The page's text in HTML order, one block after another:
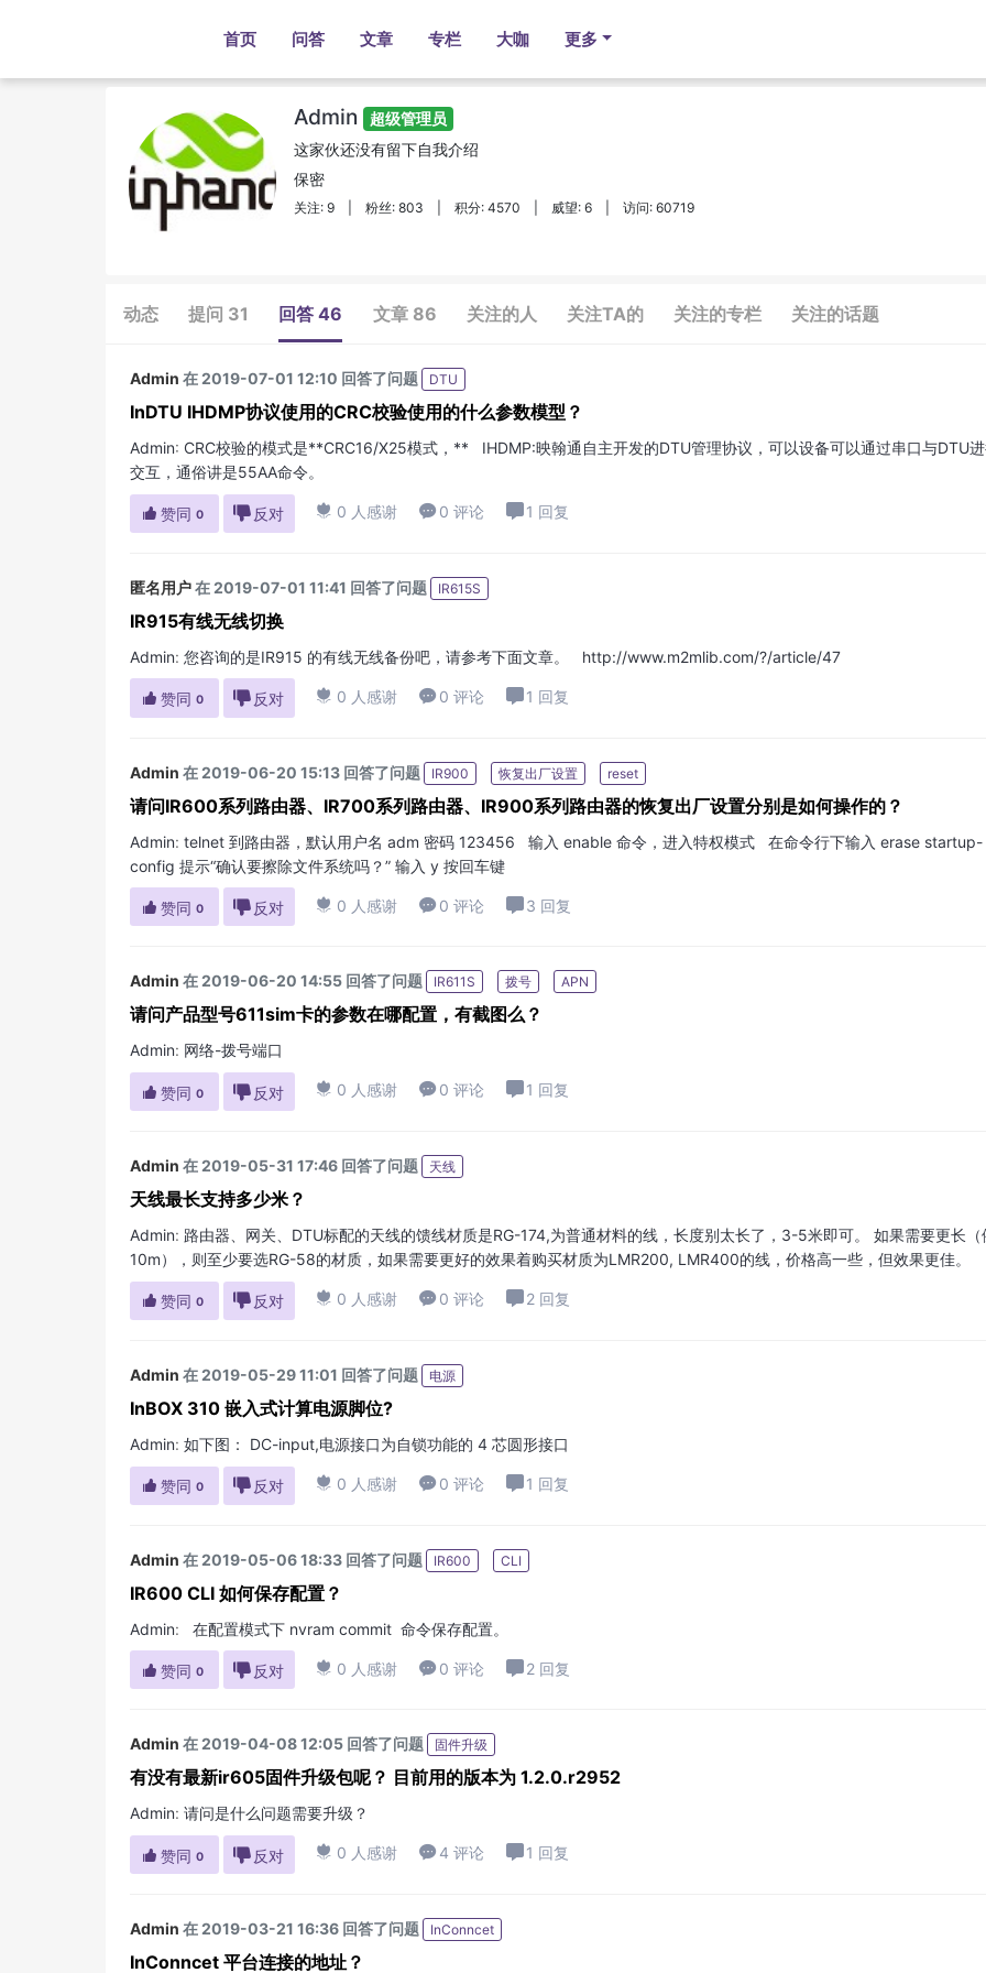
首页 问答 文章 专栏 大咖 更多
Admin
超级管理员
这家伙还没有留下自我介绍
保密
关注: 9 粉丝: 803 积分: 4570 威望: 6 访问: 60719
动态 提问 31 回答 46 文章 86 关注的人 关注TA的 关注的专栏 关注的话题
Admin 在 2019-07-01 12:10 回答了问题 DTU
InDTU IHDMP协议使用的CRC校验使用的什么参数模型？
Admin: CRC校验的模式是**CRC16/X25模式，** IHDMP:映翰通自主开发的DTU管理协议，可以设备可以通过串口与DTU
交互，通俗讲是55AA命令。
 赞同 0  反对  0 人感谢  0 评论 1 回复
匿名用户在 2019-07-01 11:41 回答了问题 IR615S
IR915有线无线切换
Admin: 您咨询的是IR915 的有线无线备份吧，请参考下面文章。 http://www.m2mlib.com/?/article/47
 赞同 0  反对  0 人感谢  0 评论 1 回复
Admin 在 2019-06-20 15:13 回答了问题 IR900 恢复出厂设置 reset
请问IR600系列路由器、IR700系列路由器、IR900系列路由器的恢复出厂设置分别是如何操作的？
Admin: telnet 到路由器，默认用户名 adm 密码 123456 输入 enable 命令，进入特权模式 在命令行下输入 erase startup-
config 提示“确认要擦除文件系统吗？” 输入 y 按回车键
 赞同 0  反对  0 人感谢  0 评论 3 回复
Admin 在 2019-06-20 14:55 回答了问题 IR611S 拨号 APN
请问产品型号611sim卡的参数在哪配置，有截图么？
Admin: 网络-拨号端口
 赞同 0  反对  0 人感谢  0 评论 1 回复
Admin 在 2019-05-31 17:46 回答了问题 天线
天线最长支持多少米？
Admin: 路由器、网关、DTU标配的天线的馈线材质是RG-174,为普通材料的线，长度别太长了，3-5米即可。 如果需要更长（
10m），则至少要选RG-58的材质，如果需要更好的效果着购买材质为LMR200, LMR400的线，价格高一些，但效果更佳。
 赞同 0  反对  0 人感谢  0 评论 2 回复
Admin 在 2019-05-29 11:01 回答了问题 电源
InBOX 310 嵌入式计算电源脚位?
Admin: 如下图： DC-input,电源接口为自锁功能的 4 芯圆形接口
 赞同 0  反对  0 人感谢  0 评论 1 回复
Admin 在 2019-05-06 18:33 回答了问题 IR600 CLI
IR600 CLI 如何保存配置？
Admin: 在配置模式下 nvram commit 命令保存配置。
 赞同 0  反对  0 人感谢  0 评论 2 回复
Admin 在 2019-04-08 12:05 回答了问题 固件升级
有没有最新ir605固件升级包呢？ 目前用的版本为 1.2.0.r2952
Admin: 请问是什么问题需要升级？
 赞同 0  反对  0 人感谢  4 评论 1 回复
Admin 在 2019-03-21 16:36 回答了问题 InConncet
InConncet 平台连接的地址？